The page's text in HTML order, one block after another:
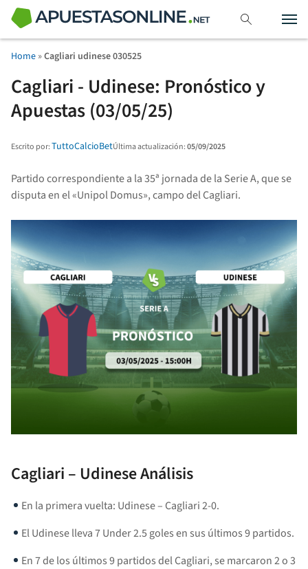
Home »Cagliari udinese 030525
Cagliari - Udinese: Pronóstico y
Apuestas (03/05/25)
Escrito por:TuttoCalcioBetÚltima actualización:05/09/2025
Partido correspondiente a la 35ª jornada de la Serie A, que se
disputa en el «Unipol Domus», campo del Cagliari.
Cagliari – Udinese Análisis
En la primera vuelta: Udinese – Cagliari 2-0.
El Udinese lleva 7 Under 2.5 goles en sus últimos 9 partidos.
En 7 de los últimos 9 partidos del Cagliari, se marcaron 2 o 3